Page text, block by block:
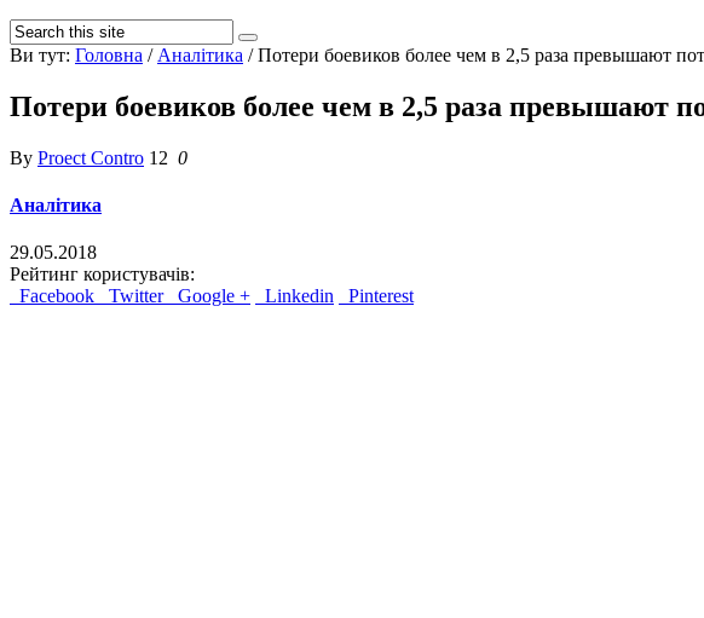
Ви тут: Головна / Аналітика /Потери боевиков более чем в 2,5 раза превышают
Потери боевиков более чем в 2,5 раза превышают
By Proect Contro 12 0
Аналітика
29.05.2018
Рейтинг користувачів:
Facebook
Twitter Google + Linkedin Pinterest